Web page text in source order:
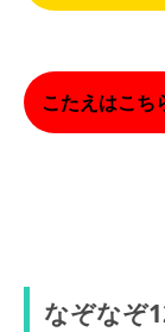
こたえはこち
なぞなぞ